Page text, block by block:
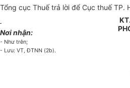
Tổng cục Thuế trả lời để Cục thuế TP.
Nơi nhận:
- Như trên;
- Lưu: VT, ĐTNN (2b).